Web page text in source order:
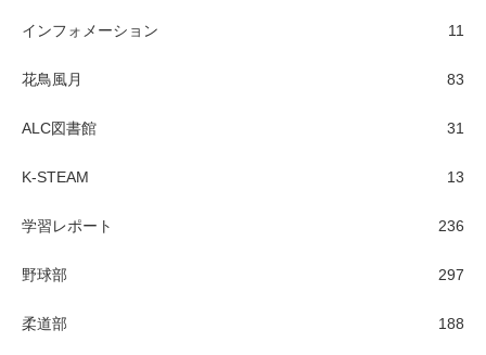
インフォメーション 11
花鳥風月 83
ALC図書館 31
K-STEAM 13
学習レポート 236
野球部 297
柔道部 188